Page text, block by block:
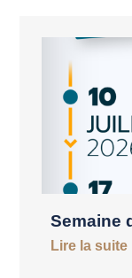
Semaine
Lire la suite